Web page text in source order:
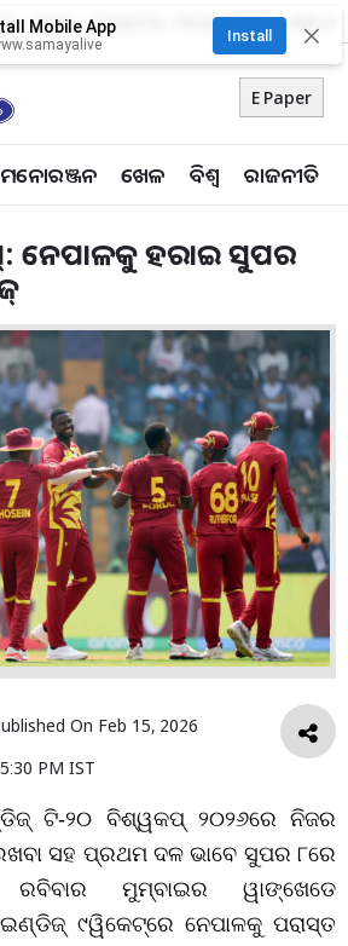
Career Contact Us Privacy Policy
E Paper
ମନୋରଞ୍ଜନ ଖେଳ ବିଶ୍ବ ରାଜନୀତି
Mobile App Install ✕
ନେପାଳକୁ ହରାଇ ସୁପର
On Feb 15, 2026
PM IST
ଟି-୨୦ ବିଶ୍ୱକପ୍ ୨୦୨୬ରେ
ନିଜର
ସହ ପ୍ରଥମ ଦଳ ଭାବେ ସୁପର ୮ରେ
ରବିବାର ମୁମ୍ବାଇର
ୱାଙ୍ଖେଡେ
୯ୱିକେଟ୍‌ରେ ନେପାଳକୁ ପରାସ୍ତ